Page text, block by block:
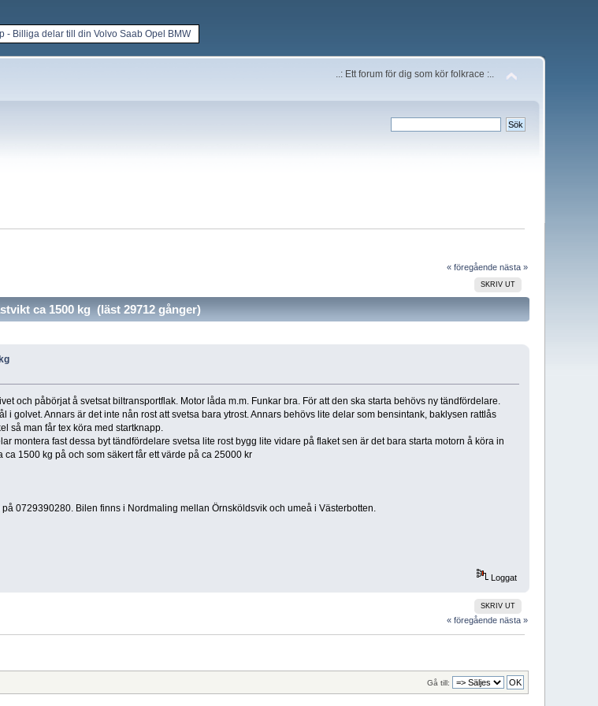
- Billiga delar till din Volvo Saab Opel BMW
..: Ett forum för dig som kör folkrace :..
« föregående nästa »
SKRIV UT
ca 1500 kg (läst 29712 gånger)
och påbörjat å svetsat biltransportflak. Motor låda m.m. Funkar bra. För att den ska starta behövs ny tändfördelare.
i golvet. Annars är det inte nån rost att svetsa bara ytrost. Annars behövs lite delar som bensintank, baklysen rattlås
så man får tex köra med startknapp.
montera fast dessa byt tändfördelare svetsa lite rost bygg lite vidare på flaket sen är det bara starta motorn å köra in
1500 kg på och som säkert får ett värde på ca 25000 kr
0729390280. Bilen finns i Nordmaling mellan Örnsköldsvik och umeå i Västerbotten.
Loggat
SKRIV UT
« föregående nästa »
Gå till: